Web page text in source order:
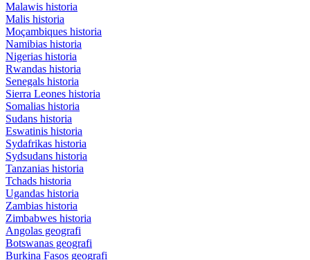
Malawis historia
Malis historia
Moçambiques historia
Namibias historia
Nigerias historia
Rwandas historia
Senegals historia
Sierra Leones historia
Somalias historia
Sudans historia
Eswatinis historia
Sydafrikas historia
Sydsudans historia
Tanzanias historia
Tchads historia
Ugandas historia
Zambias historia
Zimbabwes historia
Angolas geografi
Botswanas geografi
Burkina Fasos geografi